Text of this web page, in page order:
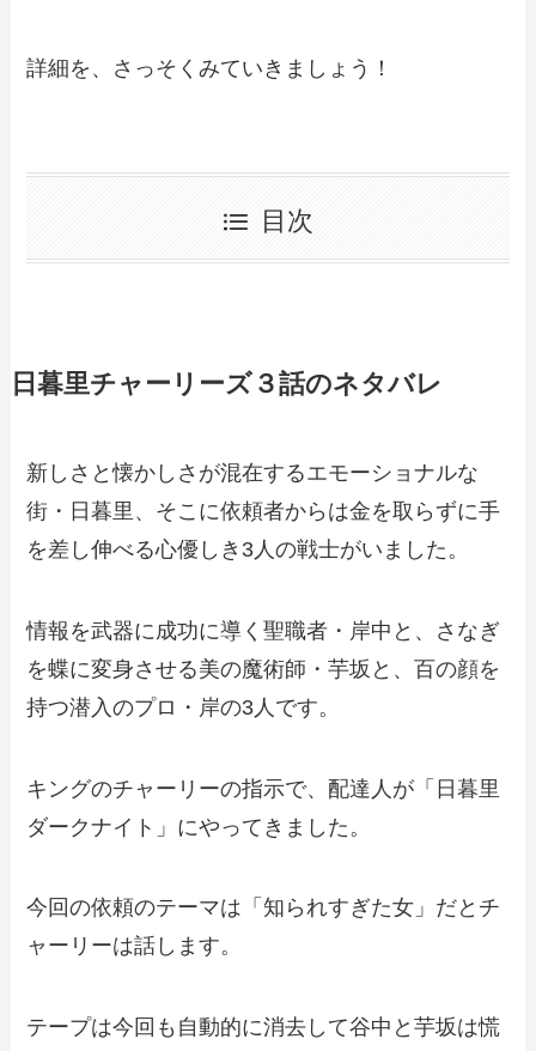
詳細を、さっそくみていきましょう！
目次
日暮里チャーリーズ３話のネタバレ
新しさと懐かしさが混在するエモーショナルな
街・日暮里、そこに依頼者からは金を取らずに手
を差し伸べる心優しき3人の戦士がいました。
情報を武器に成功に導く聖職者・岸中と、さなぎ
を蝶に変身させる美の魔術師・芋坂と、百の顔を
持つ潜入のプロ・岸の3人です。
キングのチャーリーの指示で、配達人が「日暮里
ダークナイト」にやってきました。
今回の依頼のテーマは「知られすぎた女」だとチ
ャーリーは話します。
テープは今回も自動的に消去して谷中と芋坂は慌